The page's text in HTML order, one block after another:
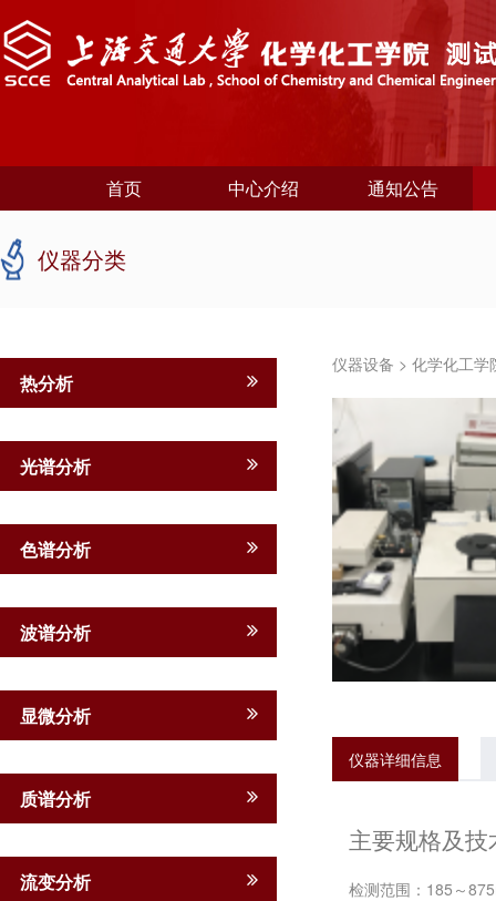
首页 中心介绍 通知公告
仪器分类
热分析
光谱分析
色谱分析
波谱分析
显微分析
质谱分析
流变分析
仪器设备 > 化学化工学
仪器详细信息
主要规格及技
检测范围：185～